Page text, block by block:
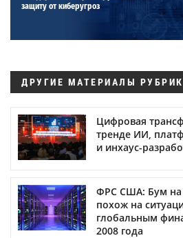
защиту от киберугроз
ДРУГИЕ МАТЕРИАЛЫ
Цифровая
тренде ИИ,
и инхаус-
ФРС США: Бум
похож на
глобальным
2008 года